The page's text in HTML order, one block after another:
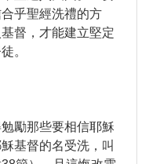
乎聖經洗禮的方
督，才能建立堅定
。
勵那些要相信耶穌
基督的名受洗，叫